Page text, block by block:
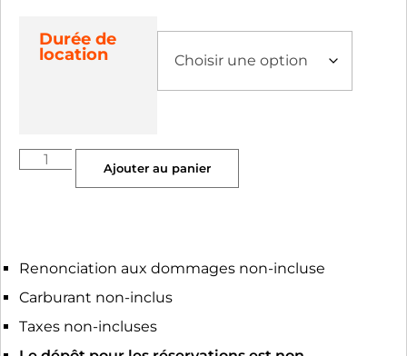
Durée de
location
Ajouter au panier
Renonciation aux dommages non-incluse
Carburant non-inclus
Taxes non-incluses